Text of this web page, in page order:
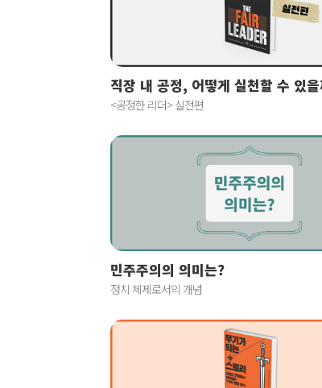
직장 내 공정, 어떻게 실천할 수 있
<공정한 리더> 실전편
민주주의의 의미는?
정치 체제로서의 개념